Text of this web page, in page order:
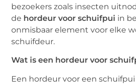
bezoekers zoals insecten
de hordeur voor schuifpui in
onmisbaar element voor elke
schuifdeur.
Wat is een hordeur voor
Een hordeur voor een schuifpui